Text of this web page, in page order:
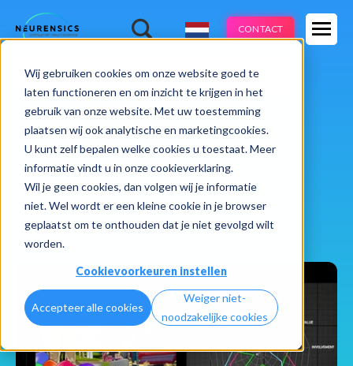
Wij gebruiken cookies om onze website goed te
laten functioneren en om inzicht te krijgen in het
gebruik van onze website. Met uw toestemming
plaatsen wij ook analytische en marketingcookies.
U kunt zelf bepalen welke cookies u toestaat. Meer
informatie vindt u in onze cookieverklaring.
Wil je geen cookies, dan volgen wij je informatie
niet. Wel wordt er een kleine cookie in je browser
geplaatst om te onthouden dat je niet gevolgd wilt
worden.
Cookievoorkeuren instellen
Accepteer alle cookies
Weiger niet-
noodzakelijke cookies
Expertises
Branches
Cases
Over ons
CONTACT
Webinar -Do 13 aug | 10:00 - 11:00u
Home